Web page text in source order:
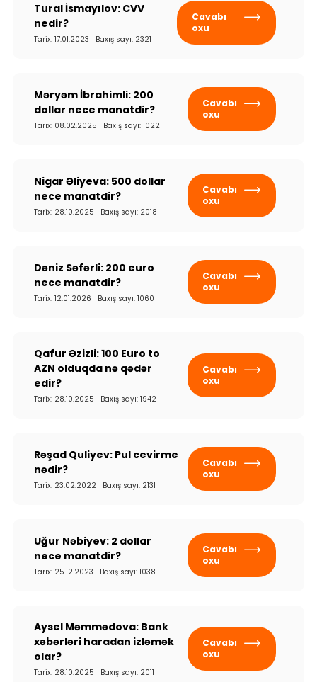
Tural İsmayılov: CVV
nedir?
Tarix: 17.01.2023 Baxış sayı: 2321
Cavabı
oxu
Məryəm İbrahimli: 200
dollar nece manatdir?
Tarix: 08.02.2025 Baxış sayı: 1022
Cavabı
oxu
Nigar Əliyeva: 500 dollar
nece manatdir?
Tarix: 28.10.2025 Baxış sayı: 2018
Cavabı
oxu
Dəniz Səfərli: 200 euro
nece manatdir?
Tarix: 12.01.2026 Baxış sayı: 1060
Cavabı
oxu
Qafur Əzizli: 100 Euro to
AZN olduqda nə qədər
edir?
Tarix: 28.10.2025 Baxış sayı: 1942
Cavabı
oxu
Rəşad Quliyev: Pul cevirme
nədir?
Tarix: 23.02.2022 Baxış sayı: 2131
Cavabı
oxu
Uğur Nəbiyev: 2 dollar
nece manatdir?
Tarix: 25.12.2023 Baxış sayı: 1038
Cavabı
oxu
Aysel Məmmədova: Bank
xəbərləri haradan izləmək
olar?
Tarix: 28.10.2025 Baxış sayı: 2011
Cavabı
oxu